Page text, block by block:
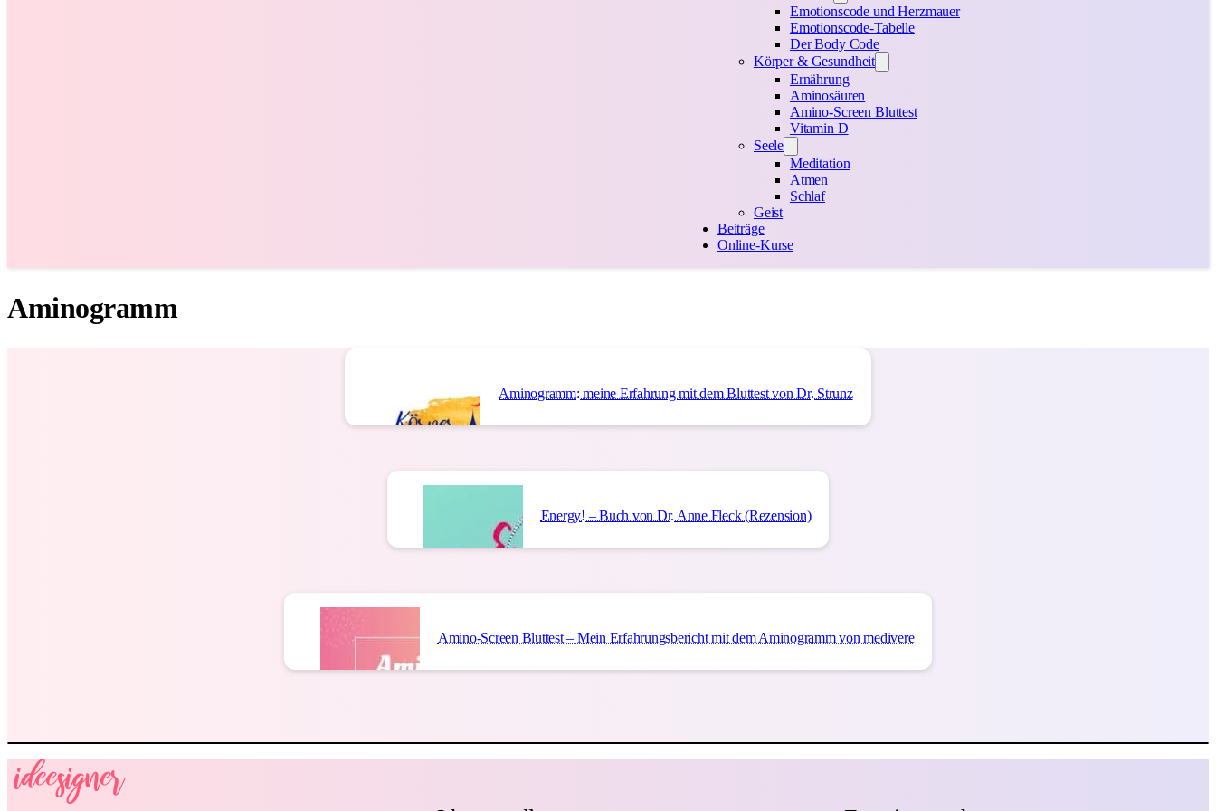
Emotionscode und Herzmauer
Emotionscode-Tabelle
Der Body Code
Körper & Gesundheit
Ernährung
Aminosäuren
Amino-Screen Bluttest
Vitamin D
Seele
Meditation
Atmen
Schlaf
Geist
Beiträge
Online-Kurse
Aminogramm
Aminogramm: meine Erfahrung mit dem Bluttest von Dr. Strunz
Energy! – Buch von Dr. Anne Fleck (Rezension)
Amino-Screen Bluttest – Mein Erfahrungsbericht mit dem Aminogramm von medivere